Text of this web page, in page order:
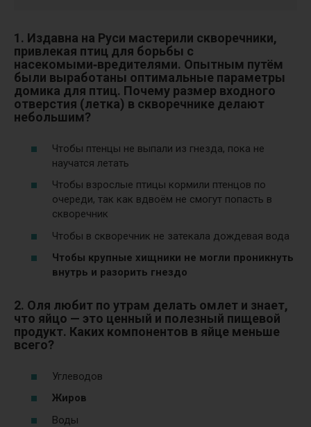
1. Издавна на Руси мастерили скворечники,
привлекая птиц для борьбы с
насекомыми‑вредителями. Опытным путём
были выработаны оптимальные параметры
домика для птиц. Почему размер входного
отверстия (летка) в скворечнике делают
небольшим?
Чтобы птенцы не выпали из гнезда, пока не
научатся летать
Чтобы взрослые птицы кормили птенцов по
очереди, так как вдвоём не смогут попасть в
скворечник
Чтобы в скворечник не затекала дождевая вода
Чтобы крупные хищники не могли проникнуть
внутрь и разорить гнездо
2. Оля любит по утрам делать омлет и знает,
что яйцо — это ценный и полезный пищевой
продукт. Каких компонентов в яйце меньше
всего?
Углеводов
Жиров
Воды